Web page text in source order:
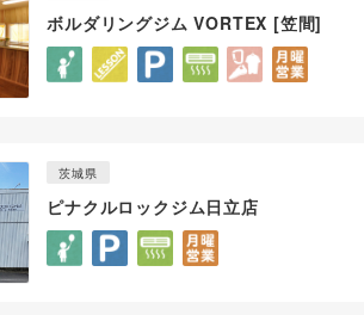
ボルダリングジム VORTEX [笠間]
茨城県
ピナクルロックジム日立店